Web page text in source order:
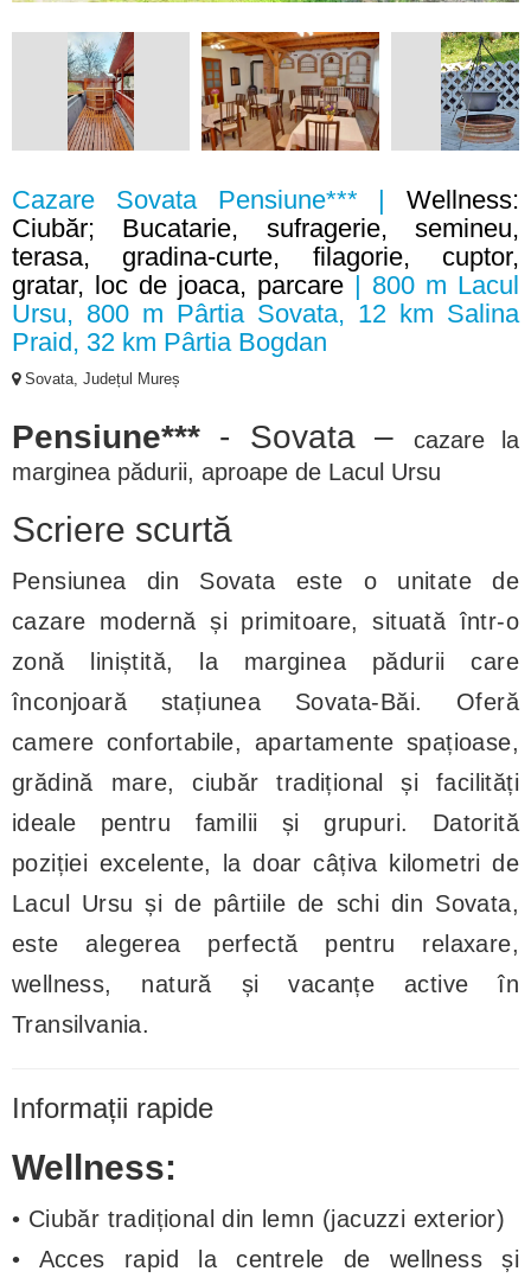
Cazare Sovata Pensiune*** | Wellness:
Ciubăr; Bucatarie, sufragerie, semineu,
terasa, gradina-curte, filagorie, cuptor,
gratar, loc de joaca, parcare | 800 m Lacul
Ursu, 800 m Pârtia Sovata, 12 km Salina
Praid, 32 km Pârtia Bogdan
Sovata, Județul Mureș
Pensiune*** - Sovata–
cazare la
marginea pădurii, aproape de Lacul Ursu
Scriere scurtă
Pensiunea din Sovata este o unitate de
cazare modernă și primitoare, situată într-o
zonă liniștită, la marginea pădurii care
înconjoară stațiunea Sovata-Băi. Oferă
camere confortabile, apartamente spațioase,
grădină mare, ciubăr tradițional și facilități
ideale pentru familii și grupuri. Datorită
poziției excelente, la doar câțiva kilometri de
Lacul Ursu și de pârtiile de schi din Sovata,
este alegerea perfectă pentru relaxare,
wellness, natură și vacanțe active în
Transilvania.
Informații rapide
Wellness:
• Ciubăr tradițional din lemn (jacuzzi exterior)
• Acces rapid la centrele de wellness și